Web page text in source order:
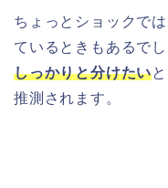
ちょっとショックで
ているときもあるで
しっかりと分けたい
推測されます。